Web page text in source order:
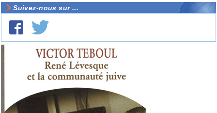
Suivez-nous sur ...